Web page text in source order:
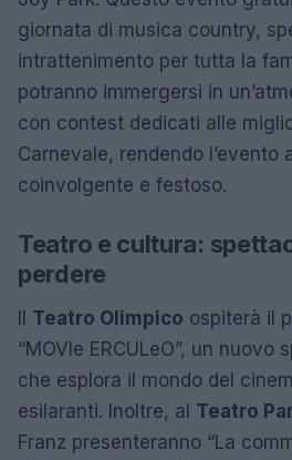
giornata di musica country,
intrattenimento per tutta la
potranno immergersi in
con contest dedicati alle
Carnevale, rendendo l’evento
coinvolgente e festoso.
Teatro e cultura:
perdere
Il Teatro Olimpico ospiterà il
“MOVIe ERCULeO”, un
che esplora il mondo del
esilaranti. Inoltre, al Teatro
Franz presenteranno “La